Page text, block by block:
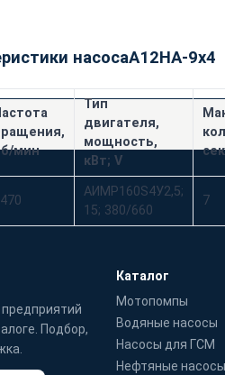
насосаА12НА-9х4
мин
Тип
двигателя,
мощность,
кВт; V
АИМР160S4У2,5;
15; 380/660
7
Подбор,
Каталог
Мотопомпы
Водяные насосы
Насосы для ГСМ
Нефтяные насосы